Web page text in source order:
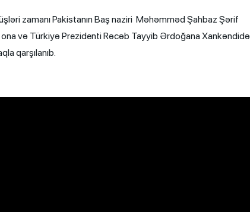
zamanı Pakistanın Baş naziri Məhəmməd Şahbaz Şərif
və Türkiyə Prezidenti Rəcəb Tayyib Ərdoğana Xankəndidə
qarşılanıb.